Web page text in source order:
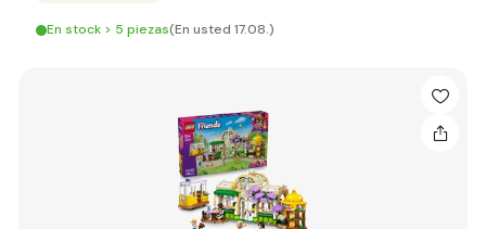
En stock > 5 piezas(En usted 17.08.)